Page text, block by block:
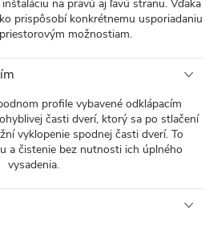
na pravú aj ľavú stranu. Vďaka
prispôsobí konkrétnemu usporiadaniu
možnostiam.
profile vybavené odklápacím
časti dverí, ktorý sa po stlačení
vyklopenie spodnej časti dverí. To
a čistenie bez nutnosti ich úplného
vysadenia.